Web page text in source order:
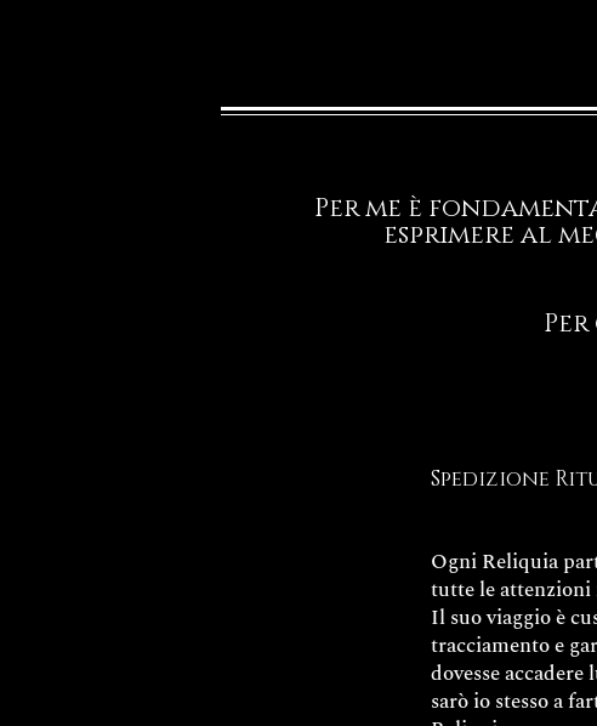
Per me è
esprimere al
Spedizione
Ogni Reliquia
tutte le attenzioni
Il suo viaggio è
tracciamento e
dovesse
sarò io stesso a